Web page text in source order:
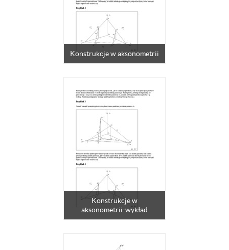
Konstrukcje w aksonometrii
Konstrukcje w
aksonometrii-wykład